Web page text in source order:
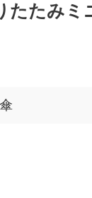
たたみ